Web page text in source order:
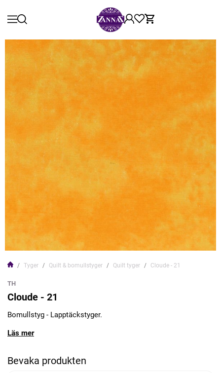
Tyger Quilt & bomullstyger Quilt tyger Cloude - 21
TH
Cloude - 21
Bomullstyg - Lapptäckstyger.
Läs mer
Bevaka produkten